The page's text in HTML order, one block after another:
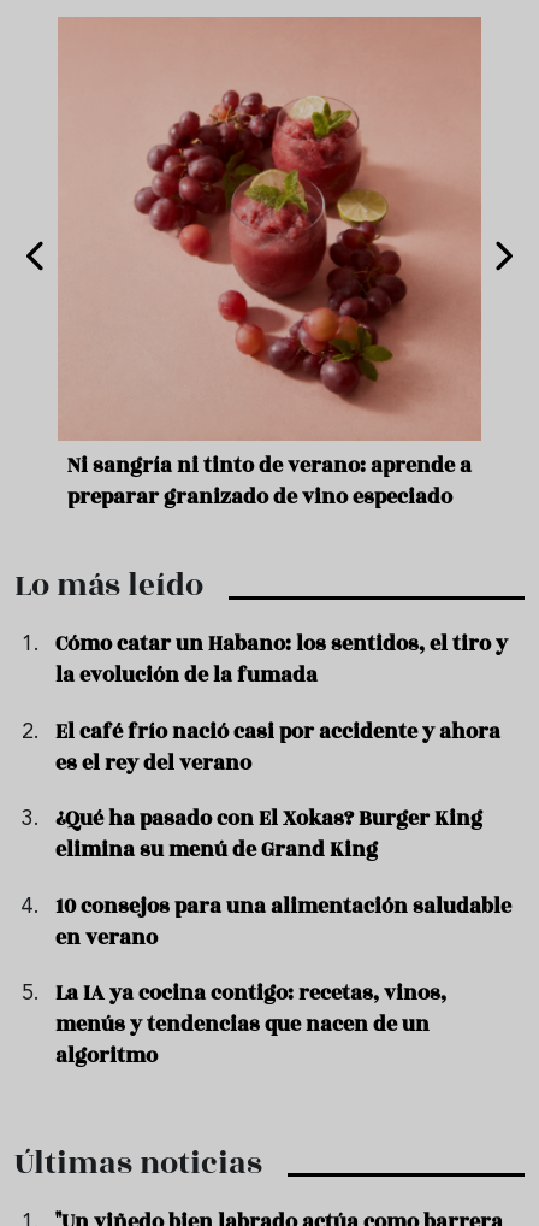
Ni sangría ni tinto de verano: aprende a
preparar granizado de vino especiado
Lo más leído
Cómo catar un Habano: los sentidos, el tiro y
la evolución de la fumada
El café frío nació casi por accidente y ahora
es el rey del verano
¿Qué ha pasado con El Xokas? Burger King
elimina su menú de Grand King
10 consejos para una alimentación saludable
en verano
La IA ya cocina contigo: recetas, vinos,
menús y tendencias que nacen de un
algoritmo
Últimas noticias